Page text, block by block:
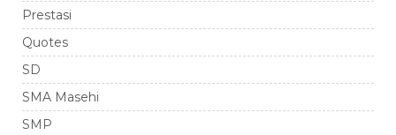
Prestasi
Quotes
SD
SMA Masehi
SMP